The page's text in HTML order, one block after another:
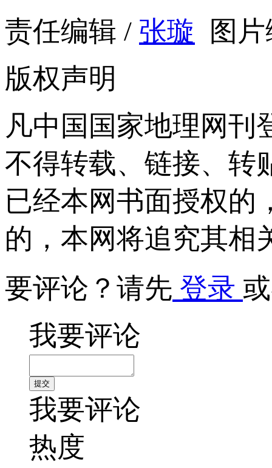
责任编辑 / 张璇 图
版权声明
凡中国国家地理网刊
不得转载、链接、转
已经本网书面授权的
的，本网将追究其相
要评论？请先 登录
我要评论
我要评论
热度